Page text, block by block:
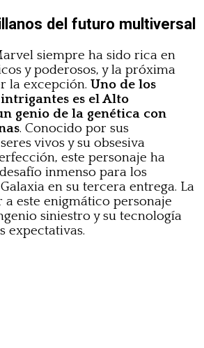
del futuro multiversal
siempre ha sido rica en
y poderosos, y la próxima
la excepción. Uno de los
es el Alto
genio de la genética con
. Conocido por sus
vivos y su obsesiva
este personaje ha
inmenso para los
en su tercera entrega. La
este enigmático personaje
siniestro y su tecnología
expectativas.